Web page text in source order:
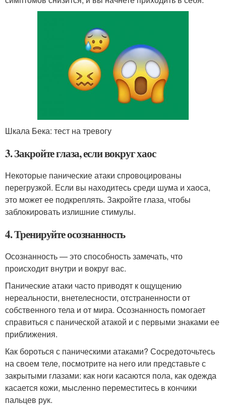
Шкала Бека: тест на тревогу
3. Закройте глаза, если вокруг хаос
Некоторые панические атаки спровоцированы
перегрузкой. Если вы находитесь среди шума и хаоса,
это может ее подкреплять. Закройте глаза, чтобы
заблокировать излишние стимулы.
4. Тренируйте осознанность
Осознанность — это способность замечать, что
происходит внутри и вокруг вас.
Панические атаки часто приводят к ощущению
нереальности, внетелесности, отстраненности от
собственного тела и от мира. Осознанность помогает
справиться с панической атакой и с первыми знаками ее
приближения.
Как бороться с паническими атаками? Сосредоточьтесь
на своем теле, посмотрите на него или представьте с
закрытыми глазами: как ноги касаются пола, как одежда
касается кожи, мысленно переместитесь в кончики
пальцев рук.